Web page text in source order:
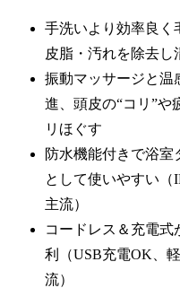
手洗いより効率良く
皮脂・汚れを除去し
振動マッサージと温
進、頭皮の“コリ”や
リほぐす
防水機能付きで浴室
として使いやすい（
主流）
コードレス＆充電式
利（USB充電OK、
流）